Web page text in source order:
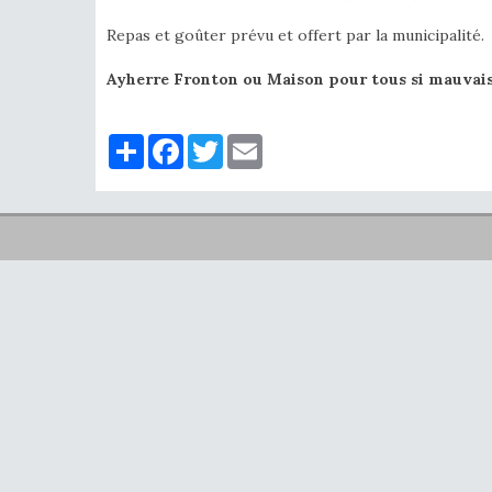
Repas et goûter prévu et offert par la municipalité.
Ayherre Fronton ou Maison pour tous si
PartagerFacebook
Twitter